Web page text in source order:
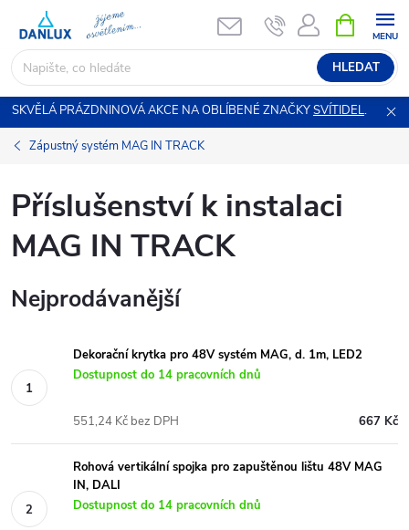
obsah
HLEDAT
NÁKUPNÍ
KOŠÍK
SKVĚLÁ PRÁZDNINOVÁ AKCE NA OBLÍBENÉ ZNAČKYSVÍTIDEL.
Zápustný systém MAG IN TRACK
Příslušenství k instalaci
MAG IN TRACK
Nejprodávanější
Dekorační krytka pro 48V systém MAG, d. 1m, LED2
Dostupnost do 14 pracovních dnů
667 Kč
551,24 Kč bez DPH
Rohová vertikální spojka pro zapuštěnou lištu 48V MAG
IN, DALI
Dostupnost do 14 pracovních dnů